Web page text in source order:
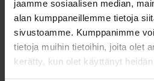
jaamme sosiaalisen median,
alan kumppaneillemme tietoja
sivustoamme. Kumppanimme
tietoja muihin tietoihin, joita olet
kerätty, kun olet käyttänyt
kaupungin maksuosuus on
muiden kuntien 19,4
kuntien maksuosuuteen